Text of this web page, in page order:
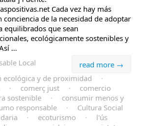
Cada vez hay más
conciencia de la necesidad de adoptar
equilibrados que sean
ecológicamente sostenibles y
...
read more →
Local
ecológica y de proximidad
·
· comerç just ·
comercio
sostenible ·
consumir menos y
responsable ·
Cultura Social
· ecoturismo ·
l'ús